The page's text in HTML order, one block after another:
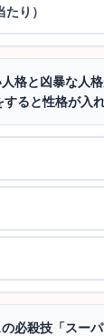
り）
格と凶暴な人
すると性格が入
必殺技「スー